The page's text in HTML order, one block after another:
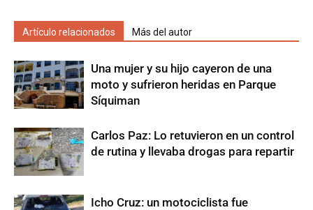
Artículo relacionados Más del autor
Una mujer y su hijo cayeron de una
moto y sufrieron heridas en Parque
Síquiman
Carlos Paz: Lo retuvieron en un control
de rutina y llevaba drogas para repartir
Icho Cruz: un motociclista fue